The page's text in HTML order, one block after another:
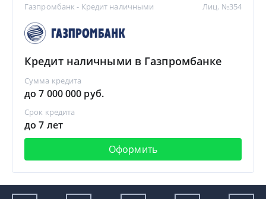
Газпромбанк - Кредит наличными
Кредит наличными в Газпромбанке
Сумма кредита
до 7 000 000 руб.
Срок кредита
до 7 лет
Оформить
Лиц. №354